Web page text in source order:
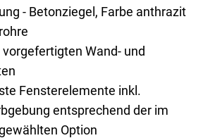
- Betonziegel, Farbe anthrazit
Wand- und
Fensterelemente inkl.
entsprechend der im
Option